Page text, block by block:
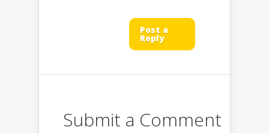
Post a
Reply
Submit a Comment